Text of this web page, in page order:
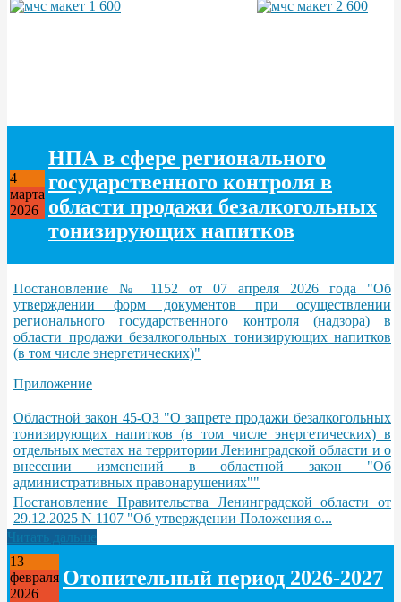
4
марта
2026
НПА в сфере регионального
государственного контроля в
области продажи безалкогольных
тонизирующих напитков
Постановление № 1152 от 07 апреля 2026 года "Об
утверждении форм документов при осуществлении
регионального государственного контроля (надзора) в
области продажи безалкогольных тонизирующих напитков
(в том числе энергетических)"
Приложение
Областной закон 45-ОЗ "О запрете продажи безалкогольных
тонизирующих напитков (в том числе энергетических) в
отдельных местах на территории Ленинградской области и о
внесении изменений в областной закон "Об
административных правонарушениях""
Постановление Правительства Ленинградской области от
29.12.2025 N 1107 "Об утверждении Положения о...
Читать дальше
13
февраля
2026
Отопительный период 2026-2027